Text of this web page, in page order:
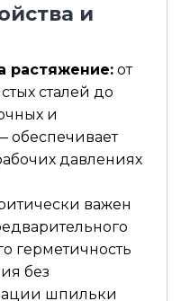
и
растяжение: от
сталей до
и
обеспечивает
давлениях
важен
герметичность
без
шпильки